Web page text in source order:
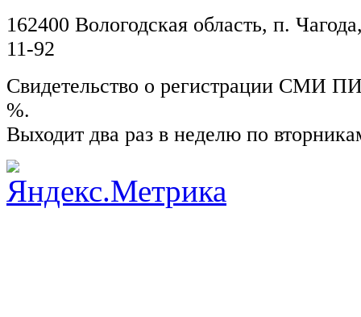
162400 Вологодская область, п.
11-92
Свидетельство о регистрации СМИ
%.
Выходит два раз в неделю по